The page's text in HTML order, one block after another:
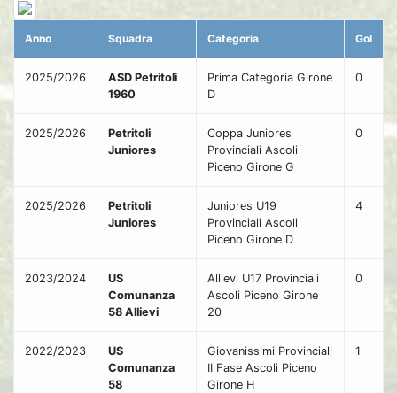
Anno Squadra Categoria Gol
2025/2026
ASD Petritoli
1960
Prima Categoria Girone
D
0
2025/2026
Petritoli
Juniores
Coppa Juniores
Provinciali Ascoli
Piceno Girone G
0
2025/2026
Petritoli
Juniores
Juniores U19
Provinciali Ascoli
Piceno Girone D
4
2023/2024
US
Comunanza
58 Allievi
Allievi U17 Provinciali
Ascoli Piceno Girone
20
0
2022/2023
US
Comunanza
58
Giovanissimi Provinciali
II Fase Ascoli Piceno
Girone H
1